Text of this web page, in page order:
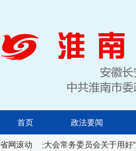
首页 政法要闻
省网滚动
人民代表大会常务委员会关于用好“